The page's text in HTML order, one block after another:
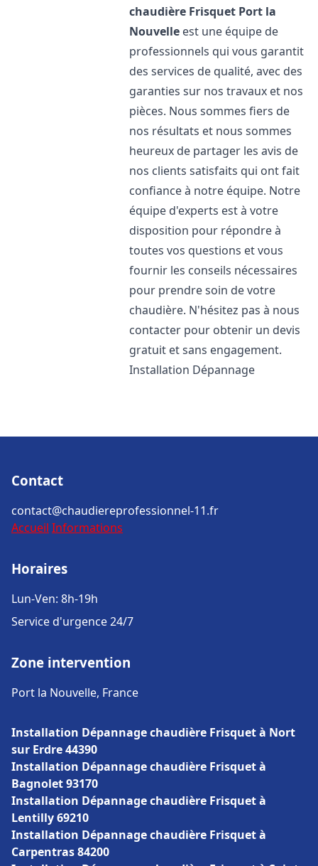
chaudière Frisquet Port la
Nouvelle est une équipe de
professionnels qui vous garantit
des services de qualité, avec des
garanties sur nos travaux et nos
pièces. Nous sommes fiers de
nos résultats et nous sommes
heureux de partager les avis de
nos clients satisfaits qui ont fait
confiance à notre équipe. Notre
équipe d'experts est à votre
disposition pour répondre à
toutes vos questions et vous
fournir les conseils nécessaires
pour prendre soin de votre
chaudière. N'hésitez pas à nous
contacter pour obtenir un devis
gratuit et sans engagement.
Installation Dépannage
Contact
contact@chaudiereprofessionnel-11.fr
Accueil Informations
Horaires
Lun-Ven: 8h-19h
Service d'urgence 24/7
Zone intervention
Port la Nouvelle, France
Installation Dépannage chaudière Frisquet à Nort
sur Erdre 44390
Installation Dépannage chaudière Frisquet à
Bagnolet 93170
Installation Dépannage chaudière Frisquet à
Lentilly 69210
Installation Dépannage chaudière Frisquet à
Carpentras 84200